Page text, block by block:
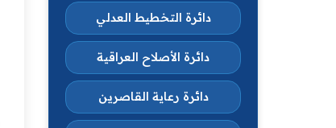
دائرة التخطيط العدلي
دائرة الأصلاح العراقية
دائرة رعاية القاصرين